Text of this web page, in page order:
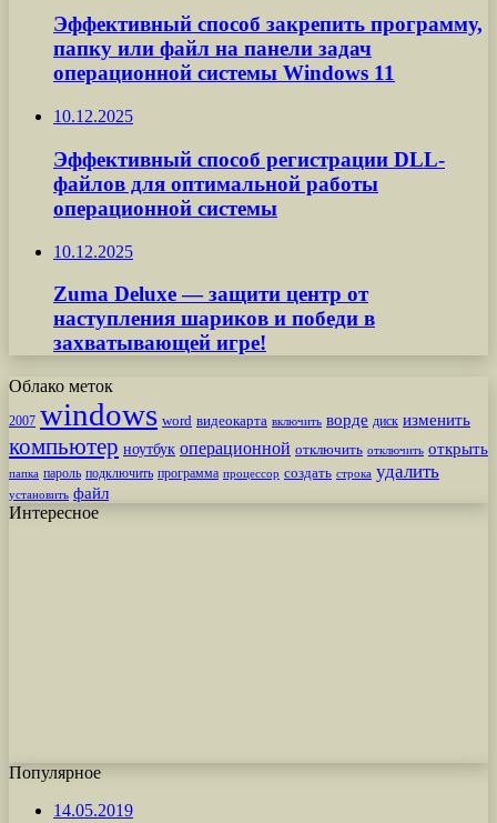
Эффективный способ закрепить программу,
папку или файл на панели задач
операционной системы Windows 11
10.12.2025
Эффективный способ регистрации DLL-
файлов для оптимальной работы
операционной системы
10.12.2025
Zuma Deluxe — защити центр от
наступления шариков и победи в
захватывающей игре!
Облако меток
2007 windows word видеокарта включить ворде диск изменить
компьютер ноутбук операционной отключить отключить открыть
папка пароль подключить программа процессор создать строка удалить
установить файл
Интересное
Популярное
14.05.2019